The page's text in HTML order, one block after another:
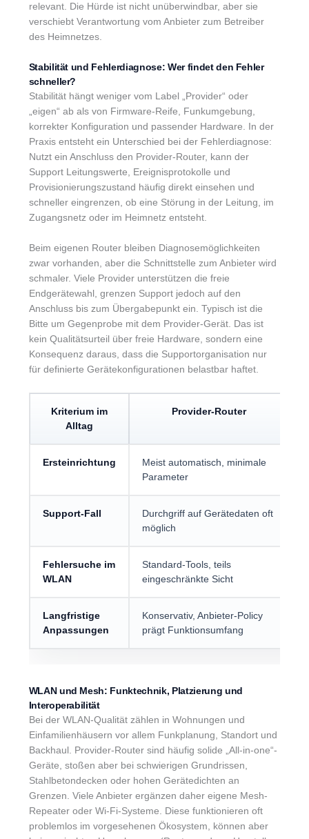
relevant. Die Hürde ist nicht unüberwindbar, aber sie
verschiebt Verantwortung vom Anbieter zum Betreiber
des Heimnetzes.
Stabilität und Fehlerdiagnose: Wer findet den Fehler
schneller?
Stabilität hängt weniger vom Label „Provider“ oder
„eigen“ ab als von Firmware-Reife, Funkumgebung,
korrekter Konfiguration und passender Hardware. In der
Praxis entsteht ein Unterschied bei der Fehlerdiagnose:
Nutzt ein Anschluss den Provider-Router, kann der
Support Leitungswerte, Ereignisprotokolle und
Provisionierungszustand häufig direkt einsehen und
schneller eingrenzen, ob eine Störung in der Leitung, im
Zugangsnetz oder im Heimnetz entsteht.
Beim eigenen Router bleiben Diagnosemöglichkeiten
zwar vorhanden, aber die Schnittstelle zum Anbieter wird
schmaler. Viele Provider unterstützen die freie
Endgerätewahl, grenzen Support jedoch auf den
Anschluss bis zum Übergabepunkt ein. Typisch ist die
Bitte um Gegenprobe mit dem Provider-Gerät. Das ist
kein Qualitätsurteil über freie Hardware, sondern eine
Konsequenz daraus, dass die Supportorganisation nur
für definierte Gerätekonfigurationen belastbar haftet.
Kriterium im
Alltag
Provider-Router
Ersteinrichtung
Meist automatisch, minimale
Parameter
Support-Fall
Durchgriff auf Gerätedaten oft
möglich
Fehlersuche im
WLAN
Standard-Tools, teils
eingeschränkte Sicht
Langfristige
Anpassungen
Konservativ, Anbieter-Policy
prägt Funktionsumfang
WLAN und Mesh: Funktechnik, Platzierung und
Interoperabilität
Bei der WLAN-Qualität zählen in Wohnungen und
Einfamilienhäusern vor allem Funkplanung, Standort und
Backhaul. Provider-Router sind häufig solide „All-in-one“-
Geräte, stoßen aber bei schwierigen Grundrissen,
Stahlbetondecken oder hohen Gerätedichten an
Grenzen. Viele Anbieter ergänzen daher eigene Mesh-
Repeater oder Wi-Fi-Systeme. Diese funktionieren oft
problemlos im vorgesehenen Ökosystem, können aber